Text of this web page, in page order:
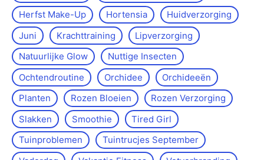
Herfst Make-Up
Hortensia
Huidverzorging
Juni
Krachttraining
Lipverzorging
Natuurlijke Glow
Nuttige Insecten
Ochtendroutine
Orchidee
Orchideeën
Planten
Rozen Bloeien
Rozen Verzorging
Slakken
Smoothie
Tired Girl
Tuinproblemen
Tuintrucjes September